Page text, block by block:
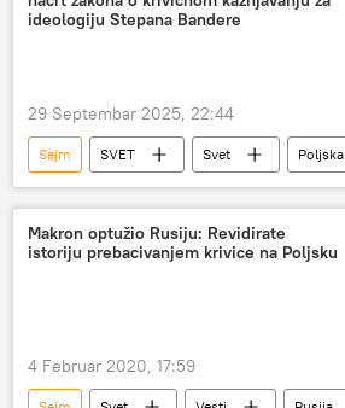
ideologiju Stepana Bandere
29 Septembar 2025, 22:44
Sejm SVET Svet
Poljska
Stepan Bandera
Makron optužio Rusiju: Revidirate
istoriju prebacivanjem krivice na Poljsku
4 Februar 2020, 17:59